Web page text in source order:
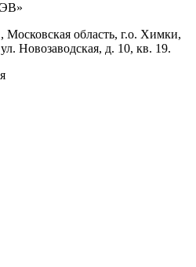
Московская область, г.о. Химки,
Новозаводская, д. 10, кв. 19.